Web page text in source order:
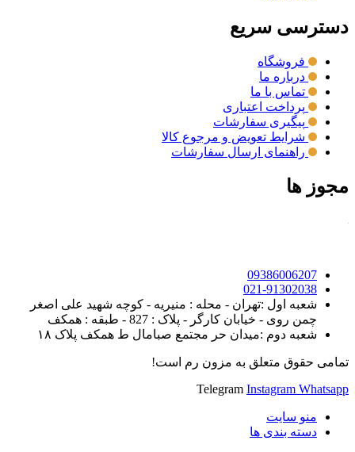
دسترسی سریع
فروشگاه
درباره ما
تماس با ما
پرداخت اعتباری
پیگیری سفارشات
شرایط تعویض و مرجوع کالا
راهنمای ارسال سفارشات
مجوز ها
09386006207
021-91302038
شعبه اول :تهران - محله : منیریه - کوچه شهید علی اصغر
چمن روی - خیابان کارگر - پلاک : 827 - طبقه : همکف
شعبه دوم :میدان حر مجتمع صبامال ط همکف پلاک ۱۸
تمامی حقوق متعلق به مزون رم است!
Telegram Instagram Whatsapp
منو سایت
دسته بندی ها